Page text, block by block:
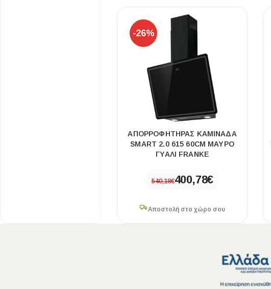
Μάρμαρο
-26%
ΑΠΟΡΡΟΦΗΤΗΡΑΣ ΚΑΜΙΝΑΔΑ
SMART 2.0 615 60CM ΜΑΥΡΟ
ΓΥΑΛΙ FRANKE
540,18€400,78€
Αποστολή στο χώρο σου